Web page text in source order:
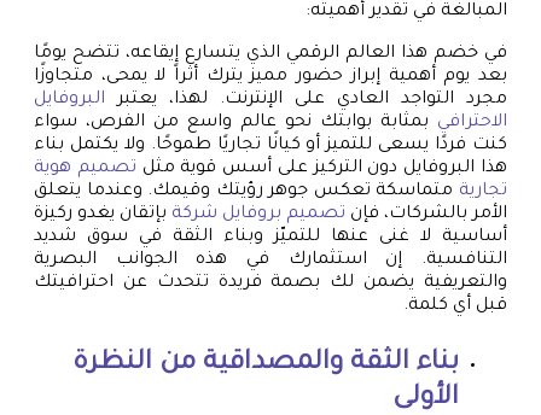
المبالغة في تقدير أهميته:
في خضم هذا العالم الرقمي الذي يتسارع إيقاعه، تتضح يومًا
بعد يوم أهمية إبراز حضور مميز يترك أثراً لا يمحى، متجاوزًا
مجرد التواجد العادي على الإنترنت. لهذا، يعتبر البروفايل
الاحترافي بمثابة بوابتك نحو عالم واسع من الفرص، سواء
كنت فردًا يسعى للتميز أو كيانًا تجاريًا طموحًا. ولا يكتمل بناء
هذا البروفايل دون التركيز على أسس قوية مثل تصميم هوية
تجارية متماسكة تعكس جوهر رؤيتك وقيمك. وعندما يتعلق
الأمر بالشركات، فإن تصميم بروفايل شركة بإتقان يغدو ركيزة
أساسية لا غنى عنها للتميّز وبناء الثقة في سوق شديد
التنافسية. إن استثمارك في هذه الجوانب البصرية
والتعريفية يضمن لك بصمة فريدة تتحدث عن احترافيتك
قبل أي كلمة.
بناء الثقة والمصداقية من النظرة
الأولى